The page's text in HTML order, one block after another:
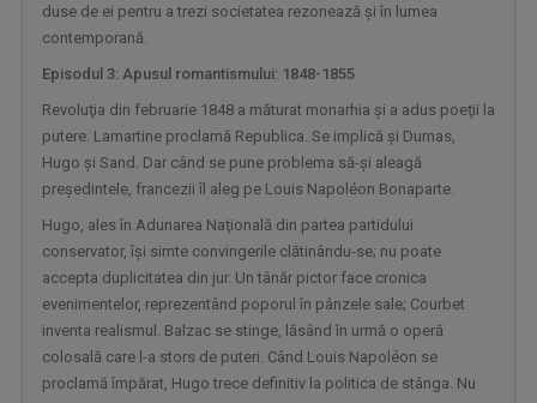
MATCA. LITERATURĂ ÎN DIRECT
ETNIKULT
duse de ei pentru a trezi societatea rezonează şi în lumea
contemporană.
Episodul 3: Apusul romantismului: 1848-1855
Revoluţia din februarie 1848 a măturat monarhia şi a adus poeţii la
putere. Lamartine proclamă Republica. Se implică şi Dumas,
Hugo şi Sand. Dar când se pune problema să-şi aleagă
preşedintele, francezii îl aleg pe Louis Napoléon Bonaparte.
Hugo, ales în Adunarea Naţională din partea partidului
conservator, îşi simte convingerile clătinându-se; nu poate
accepta duplicitatea din jur. Un tânăr pictor face cronica
evenimentelor, reprezentând poporul în pânzele sale; Courbet
inventa realismul. Balzac se stinge, lăsând în urmă o operă
colosală care l-a stors de puteri. Când Louis Napoléon se
proclamă împărat, Hugo trece definitiv la politica de stânga. Nu